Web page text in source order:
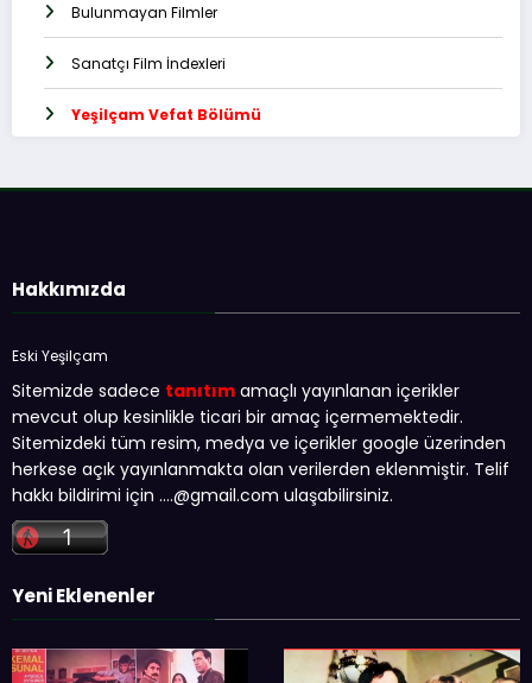
Bulunmayan Filmler
Sanatçı Film İndexleri
Yeşilçam Vefat Bölümü
Hakkımızda
Eski Yeşilçam
Sitemizde sadece tanıtım amaçlı yayınlanan içerikler
mevcut olup kesinlikle ticari bir amaç içermemektedir.
Sitemizdeki tüm resim, medya ve içerikler google üzerinden
herkese açık yayınlanmakta olan verilerden eklenmiştir. Telif
hakkı bildirimi için ….@gmail.com ulaşabilirsiniz.
Yeni Eklenenler